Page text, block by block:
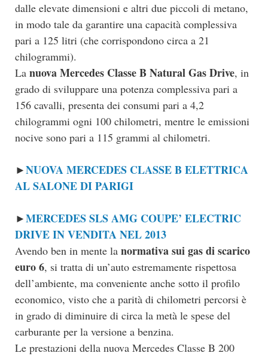
dalle elevate dimensioni e altri due piccoli di metano,
in modo tale da garantire una capacità complessiva
pari a 125 litri (che corrispondono circa a 21
chilogrammi).
La nuova Mercedes Classe B Natural Gas Drive, in
grado di sviluppare una potenza complessiva pari a
156 cavalli, presenta dei consumi pari a 4,2
chilogrammi ogni 100 chilometri, mentre le emissioni
nocive sono pari a 115 grammi al chilometri.
►NUOVA MERCEDES CLASSE B ELETTRICA
AL SALONE DI PARIGI
►MERCEDES SLS AMG COUPE’ ELECTRIC
DRIVE IN VENDITA NEL 2013
Avendo ben in mente la normativa sui gas di scarico
euro 6, si tratta di un’auto estremamente rispettosa
dell’ambiente, ma conveniente anche sotto il profilo
economico, visto che a parità di chilometri percorsi è
in grado di diminuire di circa la metà le spese del
carburante per la versione a benzina.
Le prestazioni della nuova Mercedes Classe B 200